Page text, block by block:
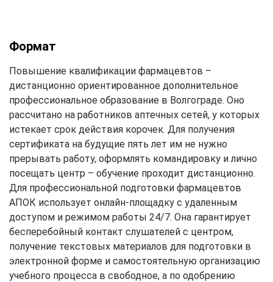
Формат
Повышение квалификации фармацевтов –
дистанционно ориентированное дополнительное
профессиональное образование в Волгограде. Оно
рассчитано на работников аптечных сетей, у которых
истекает срок действия корочек. Для получения
сертификата на будущие пять лет им не нужно
прерывать работу, оформлять командировку и лично
посещать центр – обучение проходит дистанционно.
Для профессиональной подготовки фармацевтов
АПОК использует онлайн-площадку с удаленным
доступом и режимом работы 24/7. Она гарантирует
бесперебойный контакт слушателей с центром,
получение текстовых материалов для подготовки в
электронной форме и самостоятельную организацию
учебного процесса в свободное, а по одобрению